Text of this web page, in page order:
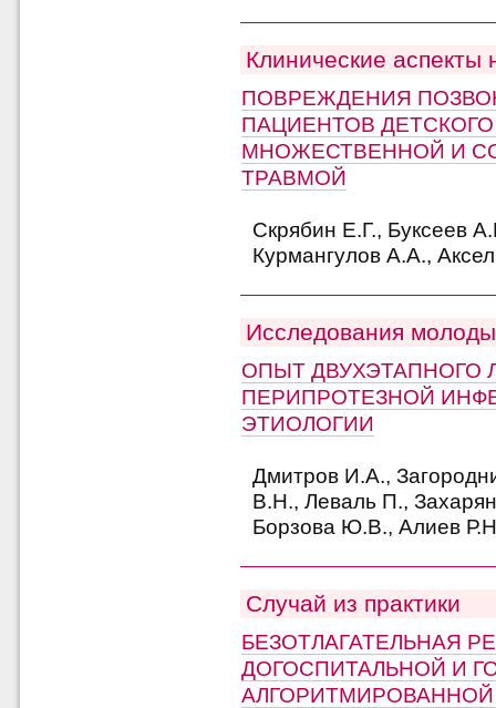
Клинические аспекты
ПОВРЕЖДЕНИЯ
ПАЦИЕНТОВ
МНОЖЕСТВЕННОЙ И
ТРАВМОЙ
Скрябин Е.Г., Буксеев
Курмангулов А.А.,
Исследования
ОПЫТ ДВУХЭТАПНОГО
ПЕРИПРОТЕЗНОЙ
ЭТИОЛОГИИ
Дмитров И.А.,
В.Н., Леваль П.,
Борзова Ю.В., Алиев
Случай из практики
БЕЗОТЛАГАТЕЛЬНАЯ
ДОГОСПИТАЛЬНОЙ И